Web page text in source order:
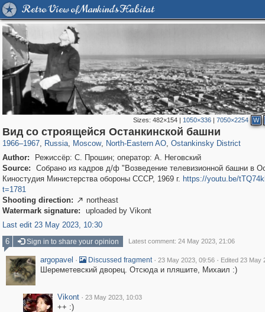
Retro View of Mankind's Habitat
Sizes: 482×154| 1050×336| 7050×2254 W
Вид со строящейся Останкинской башни
1966–1967, Russia
1,406,144 29,243
, Moscow
319,779 8,286
, North-Eastern AO
24,488 250
, Ostankinsky District
13,481 148
Author:
Режиссёр: С. Прошин; оператор: А. Неговский
Source:
Собрано из кадров д/ф "Возведение телевизионной башни в
Киностудия Министерства обороны СССР, 1969 г. https://youtu.be/
t=1781
Shooting direction:  northeast
Watermark signature:
uploaded by Vikont
Last edit 23 May 2023, 10:30
6
Sign in to share your opinion Latest comment: 24 May 2023, 21:06
argopavel · Discussed fragment · 23 May 2023, 09:56 · Edited 23 May
Шереметевский дворец. Отсюда и пляшите, Михаил :)
Vikont · 23 May 2023, 10:03
++ :)